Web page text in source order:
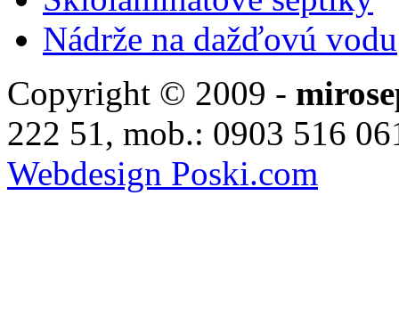
Nádrže na dažďovú vodu
Copyright © 2009 -
222 51, mob.: 0903 516
Webdesign Poski.com